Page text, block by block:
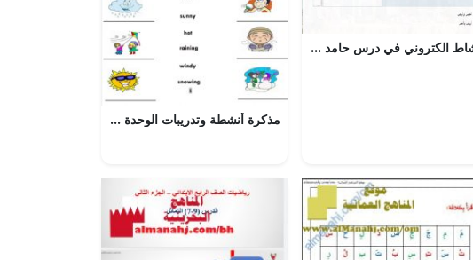
نشاط الكتروني في درس حامد وسعاد (المواد الاجتماعية) الأول
مذكرة أنشطة وتدريبات الوحدة السابعة (لغة انجليزية) الثالث